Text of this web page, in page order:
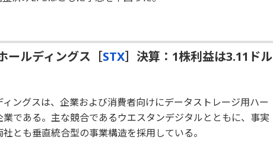
ールディングス［STX］決算：1株利益は3.11ドル
ングスは、企業および消費者向けにデータストレージ用ハー
である。主な競合であるウエスタンデジタルとともに、事実
とも垂直統合型の事業構造を採用している。